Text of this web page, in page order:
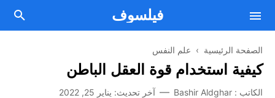
فيلسوف
الصفحة الرئيسية › علم النفس
كيفية استخدام قوة العقل الباطن
الكاتب : Bashir Aldghar آخر تحديث: يناير 25, 2022